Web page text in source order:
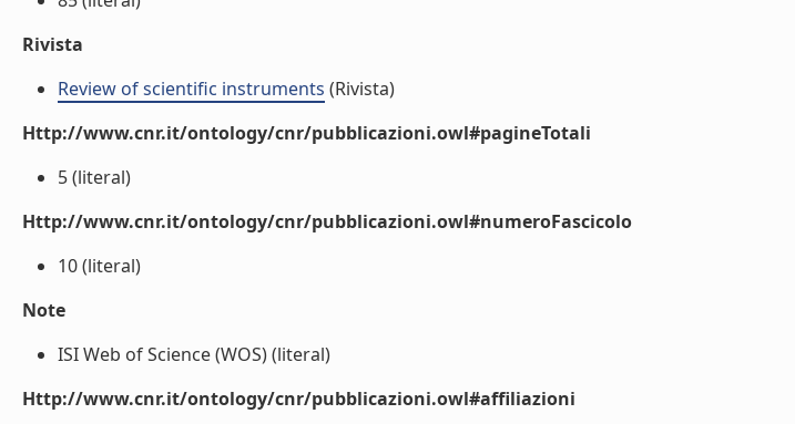
Rivista
Review of scientific instruments (Rivista)
Http://www.cnr.it/ontology/cnr/pubblicazioni.owl#pagineTotali
5 (literal)
Http://www.cnr.it/ontology/cnr/pubblicazioni.owl#numeroFascicolo
10 (literal)
Note
ISI Web of Science (WOS) (literal)
Http://www.cnr.it/ontology/cnr/pubblicazioni.owl#affiliazioni